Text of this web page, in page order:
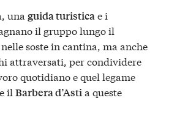
una guida turisticae i
il gruppo lungo il
soste in cantina, ma anche
attraversati, per condividere
quotidiano e quel legame
il Barbera d’Astia queste